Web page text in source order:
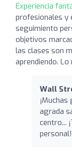
Experiencia
profesionales y
seguimiento
objetivos
las clases son
aprendiendo. Lo
Wall
agrada
centro...
personal!